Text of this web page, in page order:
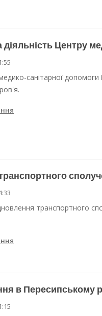
Центру
санітарної
транспортного
в Пересипському